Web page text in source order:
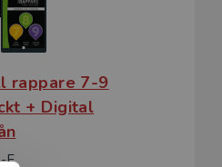
rappare 7-9
+ Digital
E